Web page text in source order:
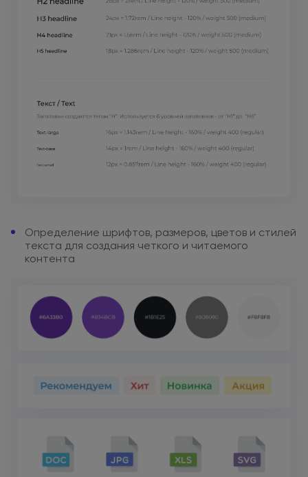
Определение шрифтов, размеров, цветов и стилей
текста для создания четкого и читаемого
контента